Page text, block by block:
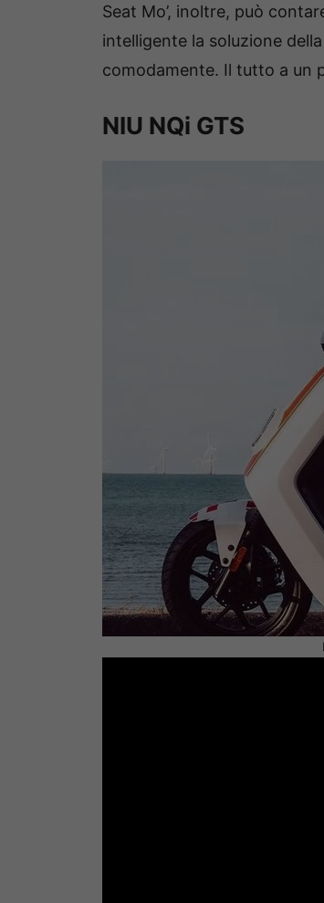
Seat Mo’, inoltre, può
intelligente la soluzione
comodamente. Il tutto a un
NIU NQi GTS